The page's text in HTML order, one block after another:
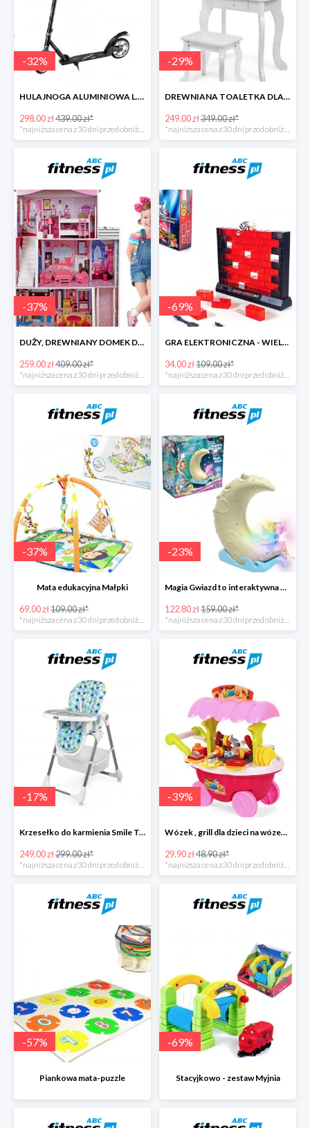
-32%
HULAJNOGA ALUMINIOWA L.A. SPORTS SWIFT ZE STOPKĄ -141zł
298.00 zł439.00 zł*
*najniższa cena z 30 dni przed obniżką
-29%
DREWNIANA TOALETKA DLA DZIEWCZYNKI
249.00 zł349.00 zł*
*najniższa cena z 30 dni przed obniżką
-37%
DUŻY, DREWNIANY DOMEK DLA LALEK Z AKCESORIAMI
259.00 zł409.00 zł*
-69%
GRA ELEKTRONICZNA - WIELKI SKOK
34.00 zł109.00 zł*
-37%
Mata edukacyjna Małpki
69.00 zł109.00 zł*
-23%
Magia Gwiazd to interaktywna gra od Epee
122.80 zł159.00 zł*
-17%
Krzesełko do karmienia Smile Trójkąty
249.00 zł299.00 zł*
*najniższa cena z 30 dni przed obniżką
-39%
Wózek , grill dla dzieci na wózeczku
29.90 zł48.90 zł*
*najniższa cena z 30 dni przed obniżką
-57%
Piankowa mata-puzzle
-69%
Stacyjkowo - zestaw Myjnia